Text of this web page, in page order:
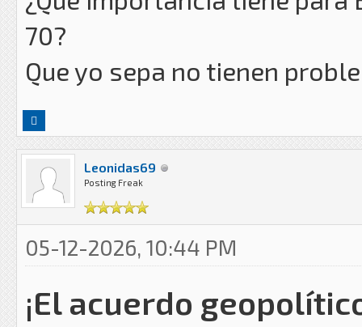
70?
Que yo sepa no tienen
Leonidas69
Posting Freak
05-12-2026, 10:44 PM
¡El acuerdo